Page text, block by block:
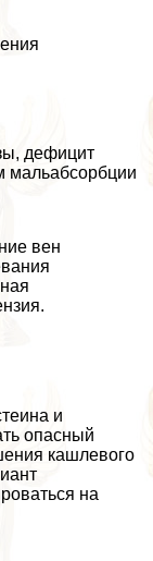
дефицит
мальабсорбции
вен
и
опасный
кашлевого
на